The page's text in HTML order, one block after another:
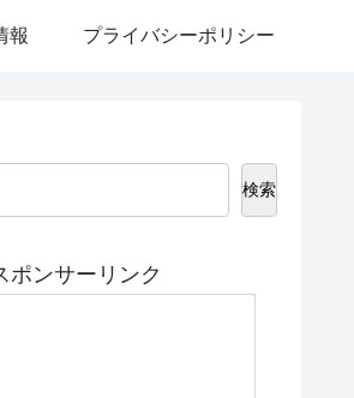
報 プライバシーポリシー
検索
ポンサーリンク